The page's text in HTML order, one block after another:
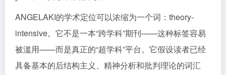
ANGELAKI的学术定位可以浓缩为一个词：theory-
intensive。它不是一本“跨学科”期刊——这种标签容易
被滥用——而是真正的“超学科”平台。它假设读者已经
具备基本的后结构主义、精神分析和批判理论的词汇